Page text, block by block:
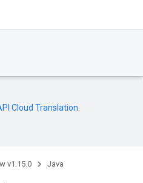
Cloud Translation
v1.15.0 Java